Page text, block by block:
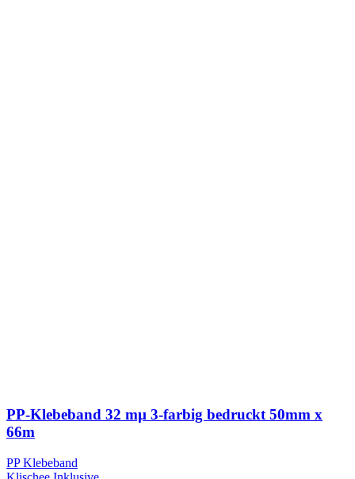
PP-Klebeband 32 mµ 3-farbig bedruckt 50mm x
66m
PP Klebeband